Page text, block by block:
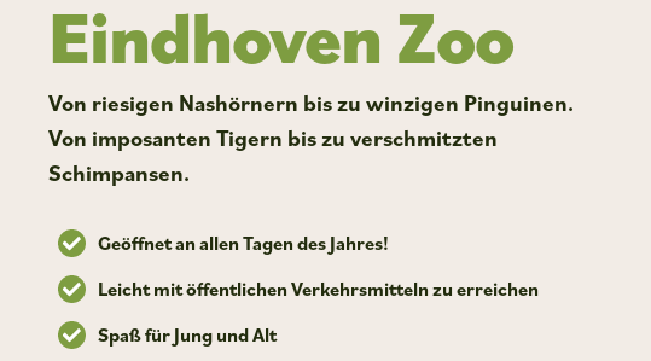
Eindhoven Zoo
Von riesigen Nashörnern bis zu winzigen Pinguinen.
Von imposanten Tigern bis zu verschmitzten
Schimpansen.
Geöffnet an allen Tagen des Jahres!
Leicht mit öffentlichen Verkehrsmitteln zu erreichen
Spaß für Jung und Alt